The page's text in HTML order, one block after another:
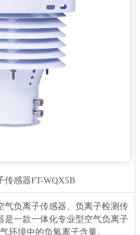
传感器FT-WQX5B
气负离子传感器、负离子检测传
是一款一体化专业型空气负离子
环境中的负氧离子含量。